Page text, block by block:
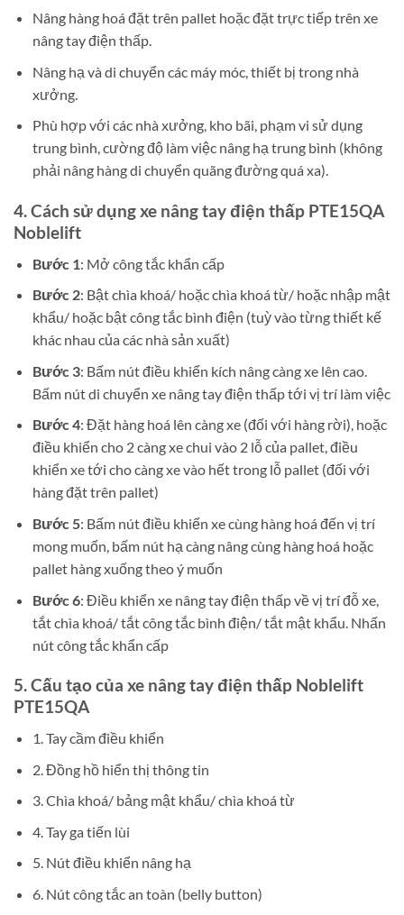
Nâng hàng hoá đặt trên pallet hoặc đặt trực tiếp trên xe
nâng tay điện thấp.
Nâng hạ và di chuyển các máy móc, thiết bị trong nhà
xưởng.
Phù hợp với các nhà xưởng, kho bãi, phạm vi sử dụng
trung bình, cường độ làm việc nâng hạ trung bình (không
phải nâng hàng di chuyển quãng đường quá xa).
4. Cách sử dụng xe nâng tay điện thấp PTE15QA
Noblelift
Bước 1: Mở công tắc khẩn cấp
Bước 2: Bật chìa khoá/ hoặc chìa khoá từ/ hoặc nhập mật
khẩu/ hoặc bật công tắc bình điện (tuỳ vào từng thiết kế
khác nhau của các nhà sản xuất)
Bước 3: Bấm nút điều khiển kích nâng càng xe lên cao.
Bấm nút di chuyển xe nâng tay điện thấp tới vị trí làm việc
Bước 4: Đặt hàng hoá lên càng xe (đối với hàng rời), hoặc
điều khiển cho 2 càng xe chui vào 2 lỗ của pallet, điều
khiển xe tới cho càng xe vào hết trong lỗ pallet (đối với
hàng đặt trên pallet)
Bước 5: Bấm nút điều khiển xe cùng hàng hoá đến vị trí
mong muốn, bấm nút hạ càng nâng cùng hàng hoá hoặc
pallet hàng xuống theo ý muốn
Bước 6: Điều khiển xe nâng tay điện thấp về vị trí đỗ xe,
tắt chìa khoá/ tắt công tắc bình điện/ tắt mật khẩu. Nhấn
nút công tắc khẩn cấp
5. Cấu tạo của xe nâng tay điện thấp Noblelift
PTE15QA
1. Tay cầm điều khiển
2. Đồng hồ hiển thị thông tin
3. Chìa khoá/ bảng mật khẩu/ chìa khoá từ
4. Tay ga tiến lùi
5. Nút điều khiển nâng hạ
6. Nút công tắc an toàn (belly button)